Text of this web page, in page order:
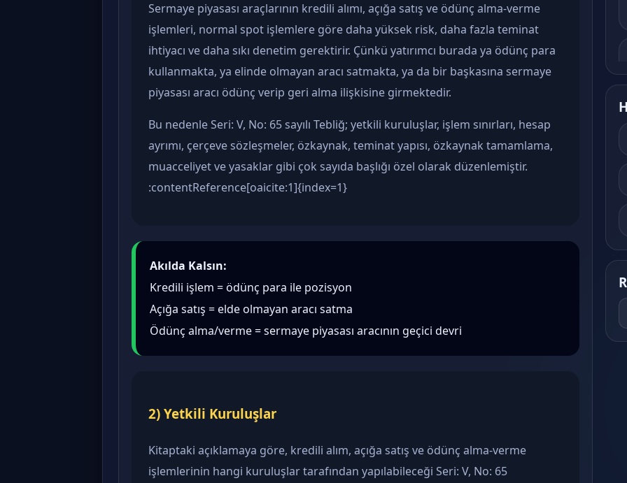
Sermaye piyasası araçlarının kredili alımı, açığa satış ve ödünç alma-verme
işlemleri, normal spot işlemlere göre daha yüksek risk, daha fazla teminat
ihtiyacı ve daha sıkı denetim gerektirir. Çünkü yatırımcı burada ya ödünç para
kullanmakta, ya elinde olmayan aracı satmakta, ya da bir başkasına sermaye
piyasası aracı ödünç verip geri alma ilişkisine girmektedir.
Bu nedenle Seri: V, No: 65 sayılı Tebliğ; yetkili kuruluşlar, işlem sınırları, hesap
ayrımı, çerçeve sözleşmeler, özkaynak, teminat yapısı, özkaynak tamamlama,
muacceliyet ve yasaklar gibi çok sayıda başlığı özel olarak düzenlemiştir.
:contentReference[oaicite:1]{index=1}
Akılda Kalsın:
Kredili işlem = ödünç para ile pozisyon
Açığa satış = elde olmayan aracı satma
Ödünç alma/verme = sermaye piyasası aracının geçici devri
2) Yetkili Kuruluşlar
Kitaptaki açıklamaya göre, kredili alım, açığa satış ve ödünç alma-verme
işlemlerinin hangi kuruluşlar tarafından yapılabileceği Seri: V, No: 65